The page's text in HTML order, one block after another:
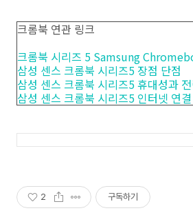
크롬북 연관 링크
크롬북 시리즈 5 Samsung
삼성 센스 크롬북 시리즈5 장점 단점
삼성 센스 크롬북 시리즈5 휴대성과
삼성 센스 크롬북 시리즈5 인터넷 연
2 구독하기